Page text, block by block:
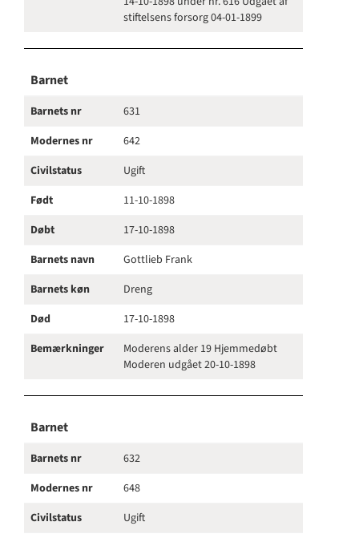
stiftelsens forsorg 04-01-1899
Barnet
Barnets nr
631
Modernes nr
642
Civilstatus
Ugift
Født
11-10-1898
Døbt
17-10-1898
Barnets navn
Gottlieb Frank
Barnets køn
Dreng
Død
17-10-1898
Bemærkninger
Moderens alder 19 Hjemmedøbt
Moderen udgået 20-10-1898
Barnet
Barnets nr
632
Modernes nr
648
Civilstatus
Ugift